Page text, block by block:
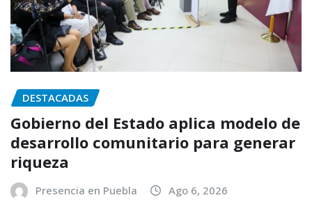
DESTACADAS
Gobierno del Estado aplica modelo de
desarrollo comunitario para generar
riqueza
Presencia en Puebla Ago 6, 2026